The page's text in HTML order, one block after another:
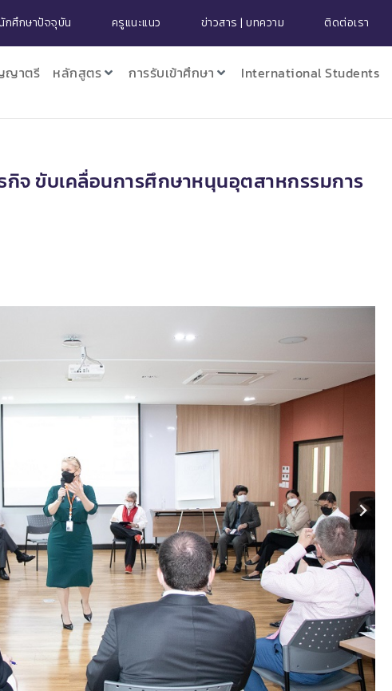
กศึกษาปัจจุบัน ครูแนะแนว ข่าวสาร | บทความ ติดต่อเรา
ญาตรี หลักสูตร การรับเข้าศึกษา International Students
จ ขับเคลื่อนการศึกษาหนุนอุตสาหกรรมการ